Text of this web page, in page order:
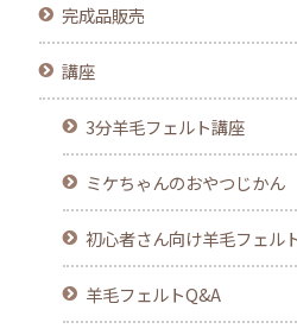
完成品販売
講座
3分羊毛フェルト講座
ミケちゃんのおやつじかん
初心者さん向け羊毛フェル
羊毛フェルトQ&A